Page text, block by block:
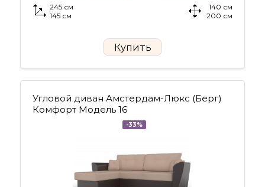
245 см
145 см
140 см
200 см
Купить
Угловой диван Амстердам-Люкс (Берг)
Комфорт Модель 16
-33%